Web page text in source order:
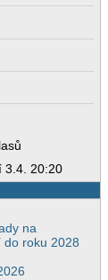
3.4. 20:20
na
do roku 2028